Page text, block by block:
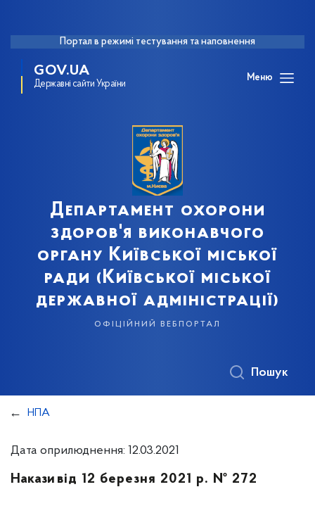
Портал в режимі тестування та наповнення
GOV.UA
Державні сайти України
Меню
Департамент охорони
здоров'я виконавчого
органу Київської міської
ради (Київської міської
державної адміністрації)
офіційний вебпортал
Пошук
НПА
Дата оприлюднення: 12.03.2021
Накази від 12 березня 2021 р. № 272